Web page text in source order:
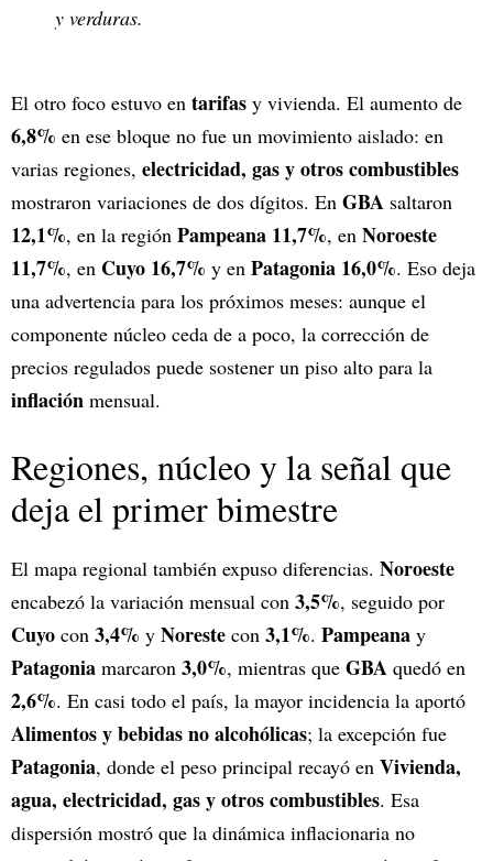
y verduras.
El otro foco estuvo en tarifas y vivienda. El aumento de
6,8% en ese bloque no fue un movimiento aislado: en
varias regiones, electricidad, gas y otros combustibles
mostraron variaciones de dos dígitos. En GBA saltaron
12,1%, en la región Pampeana 11,7%, en Noroeste
11,7%, en Cuyo 16,7% y en Patagonia 16,0%. Eso deja
una advertencia para los próximos meses: aunque el
componente núcleo ceda de a poco, la corrección de
precios regulados puede sostener un piso alto para la
inflación mensual.
Regiones, núcleo y la señal que
deja el primer bimestre
El mapa regional también expuso diferencias. Noroeste
encabezó la variación mensual con 3,5%, seguido por
Cuyo con 3,4% y Noreste con 3,1%. Pampeana y
Patagonia marcaron 3,0%, mientras que GBA quedó en
2,6%. En casi todo el país, la mayor incidencia la aportó
Alimentos y bebidas no alcohólicas; la excepción fue
Patagonia, donde el peso principal recayó en Vivienda,
agua, electricidad, gas y otros combustibles. Esa
dispersión mostró que la dinámica inflacionaria no